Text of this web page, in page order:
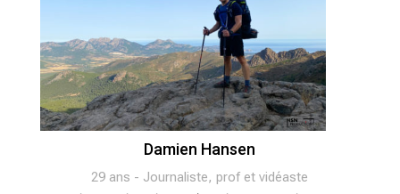
Damien Hansen
29 ans - Journaliste, prof et vidéaste